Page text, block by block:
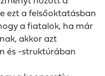
ezt a felsőoktatásban
a fiatalok, ha már
akkor azt
és -struktúrában